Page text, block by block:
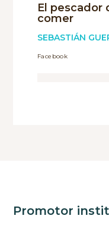
El pescador
comer
SEBASTIÁN
Facebook
Promotor